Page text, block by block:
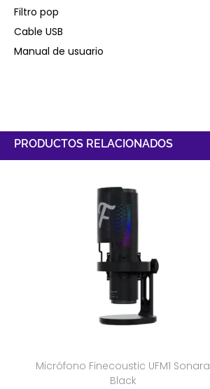
Filtro pop
Cable USB
Manual de usuario
PRODUCTOS RELACIONADOS
Micrófono Finecoustic UFM1 Sonara
Black